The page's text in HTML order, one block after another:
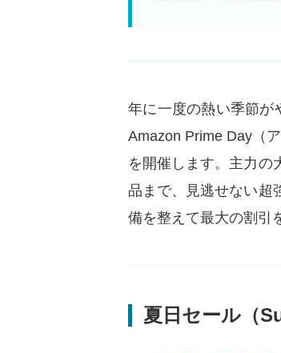
年に一度の熱い季節が
Amazon Prime Day（
を開催します。主力の
品まで、見逃せない超
備を整えて最大の割引
夏日セール（